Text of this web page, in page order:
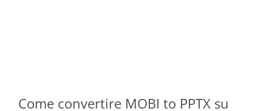
Come convertire MOBI to PPTX su